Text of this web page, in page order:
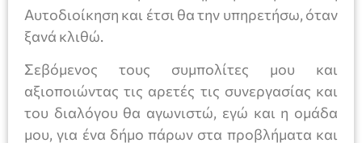
Αυτοδιοίκηση και έτσι θα την υπηρετήσω, όταν
ξανά κλιθώ.
Σεβόμενος τους συμπολίτες μου και
αξιοποιώντας τις αρετές τις συνεργασίας και
του διαλόγου θα αγωνιστώ, εγώ και η ομάδα
μου, για ένα δήμο πάρων στα προβλήματα και